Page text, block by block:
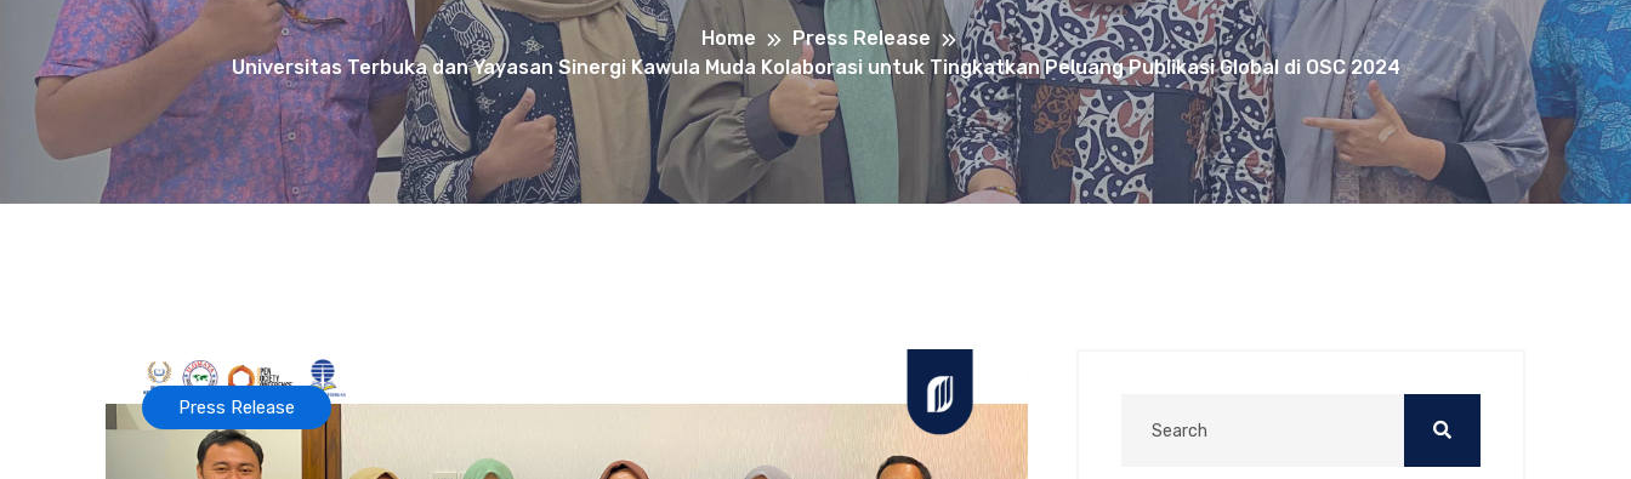
Home
Press Release
Universitas Terbuka dan Yayasan Sinergi Kawula Muda Kolaborasi untuk Tingkatkan Peluang Publikasi Global di OSC 2024
Press Release